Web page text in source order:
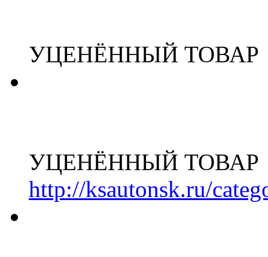
УЦЕНЁННЫЙ ТОВАР
УЦЕНЁННЫЙ ТОВАР
http://ksautonsk.ru/